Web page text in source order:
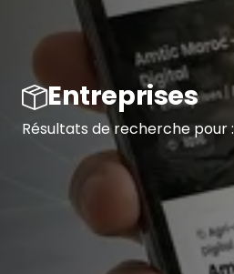
Entreprises
Résultats de recherche pour :